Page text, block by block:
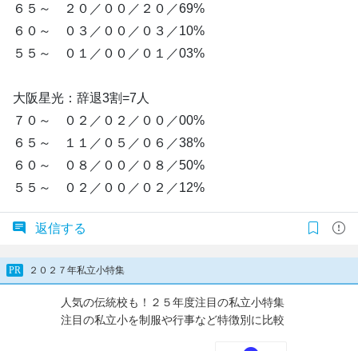
６５～ ２０／００／２０／69%
６０～ ０３／００／０３／10%
５５～ ０１／００／０１／03%
大阪星光：辞退3割=7人
７０～ ０２／０２／００／00%
６５～ １１／０５／０６／38%
６０～ ０８／００／０８／50%
５５～ ０２／００／０２／12%
返信する